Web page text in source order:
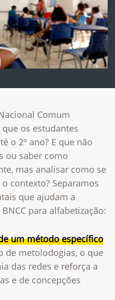
Comum
que os estudantes
o 2º ano? E que não
ou saber como
mas analisar como se
contexto? Separamos
que ajudam a
para alfabetização:
um método específico
de metolodogias, o que
das redes e reforça a
e de concepções